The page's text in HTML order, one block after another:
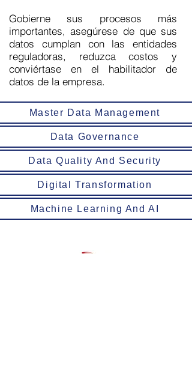
Gobierne sus procesos más
importantes, asegúrese de que sus
datos cumplan con las entidades
reguladoras, reduzca costos y
conviértase en el habilitador de
datos de la empresa.
Master Data Management
Data Governance
Data Quality And Security
Digital Transformation
Machine Learning And AI